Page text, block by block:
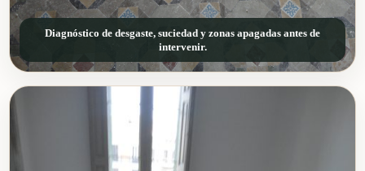
Diagnóstico de desgaste, suciedad y zonas apagadas antes de
intervenir.